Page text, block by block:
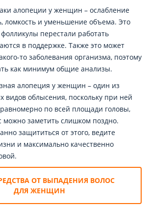
алопеции у женщин – ослабление
ломкость и уменьшение объема. Это
перестали работать
в поддержке. Также это может
то заболевания организма, поэтому
как минимум общие анализы.
алопеция у женщин – один из
видов облысения, поскольку при ней
по всей площади головы,
можно заметить слишком поздно.
защититься от этого, ведите
и максимально качественно
ОТ ВЫПАДЕНИЯ ВОЛОС
ДЛЯ ЖЕНЩИН